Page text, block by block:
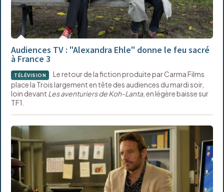
Audiences TV : "Alexandra Ehle" donne le feu sacré
à France 3
TÉLÉVISION
Le retour de la fiction produite par Carma Films
place la Trois largement en tête des audiences du mardi soir,
loin devant Les aventuriers de Koh-Lanta,en légère baisse sur
TF1.